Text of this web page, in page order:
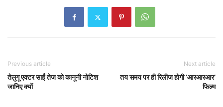
Previous article
तेलुगू एक्टर साईं तेज को कानूनी नोटिश
जानिए क्यों
Next article
तय समय पर ही रिलीज होगी ‘आरआरआर’
फिल्म